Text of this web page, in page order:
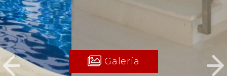
Previous
Galería